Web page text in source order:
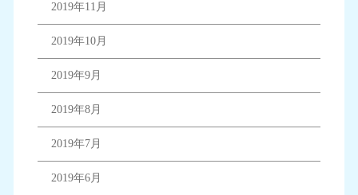
2019年11月
2019年10月
2019年9月
2019年8月
2019年7月
2019年6月